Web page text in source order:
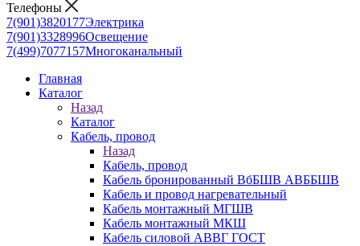
Телефоны
7(901)3820177Электрика
7(901)3328996Освещение
7(499)7077157Многоканальный
Главная
Каталог
Назад
Каталог
Кабель, провод
Назад
Кабель, провод
Кабель бронированный ВбБШВ АВББШВ
Кабель и провод нагревательный
Кабель монтажный МГШВ
Кабель монтажный МКШ
Кабель силовой АВВГ ГОСТ